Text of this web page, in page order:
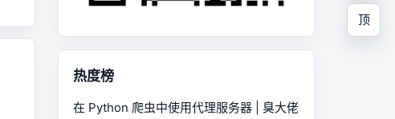
热度榜
在 Python 爬虫中使用代理服务器 | 臭大佬
顶